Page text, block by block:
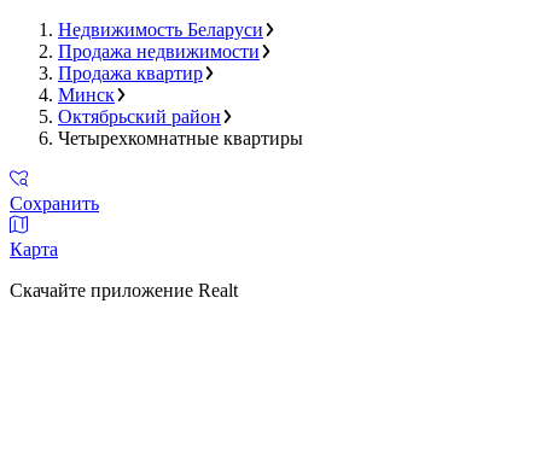
Недвижимость Беларуси
Продажа недвижимости
Продажа квартир
Минск
Октябрьский район
Четырехкомнатные квартиры
Сохранить
Карта
Скачайте приложение Realt